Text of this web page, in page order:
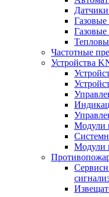
Частотные
Устройства
Модули
Модули